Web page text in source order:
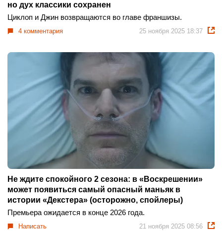
но дух классики сохранен
Циклоп и Джин возвращаются во главе франшизы.
4 комментария 25 ноября 2025 18:37
Не ждите спокойного 2 сезона: в «Воскрешении»
может появиться самый опасный маньяк в
истории «Декстера» (осторожно, спойлеры)
Премьера ожидается в конце 2026 года.
Написать 21 ноября 2025 08:56